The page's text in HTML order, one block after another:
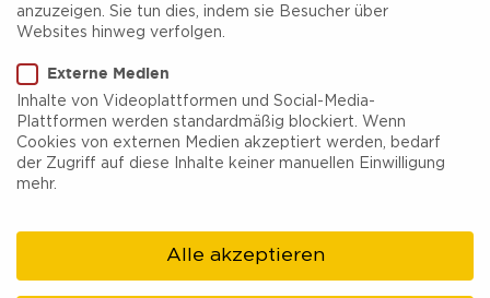
Im Herzen des Ruhrgebiets liegt Gelsenkirchen,
Moderne. Die
Stadt- und Touristinfo
Gelsenkirchenist der Ausgangspunkt für
Entdeckungsreisen in eine Stadt voller
finden Reisende nicht nur Informationen, sondern
den Zugang zu authentischen Erlebnissen, die
anzuzeigen. Sie tun dies, indem sie Besucher über
Websites hinweg verfolgen.
Externe Medien
Inhalte von Videoplattformen und Social-Media-
Plattformen werden standardmäßig blockiert. Wenn
Cookies von externen Medien akzeptiert werden, bedarf
der Zugriff auf diese Inhalte keiner manuellen Einwilligung
mehr.
Alle akzeptieren